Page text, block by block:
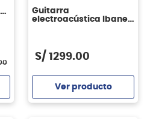
Guitarra
electroacústica Ibanez
S/ 1299.00
Ver producto